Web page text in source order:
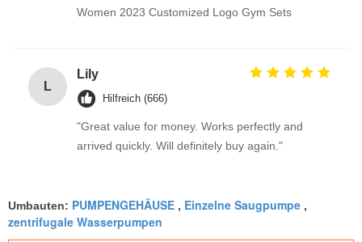
Women 2023 Customized Logo Gym Sets
L
Lily
Hilfreich (666)
"Great value for money. Works perfectly and
arrived quickly. Will definitely buy again."
Umbauten: PUMPENGEHÄUSE , Einzelne Saugpumpe ,
zentrifugale Wasserpumpen